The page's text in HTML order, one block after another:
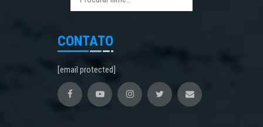
CONTATO
[email protected]